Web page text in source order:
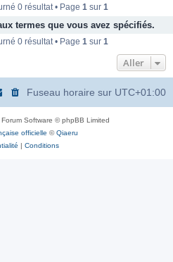
e
0 résultat • Page 1sur 1
termes que vous avez spécifiés.
0 résultat • Page 1sur 1
Aller
Fuseau horaire sur UTC+01:00
Software © phpBB Limited
officielle ©Qiaeru
| Conditions